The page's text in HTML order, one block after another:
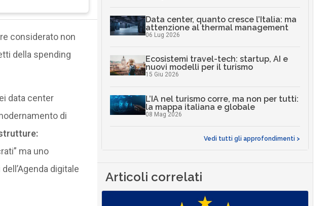
considerato non
della spending
data center
di
ma uno
digitale
Data center, quanto cresce l’Italia: ma
attenzione al thermal management
06 Lug 2026
Ecosistemi travel-tech: startup, AI e
nuovi modelli per il turismo
15 Giu 2026
L’IA nel turismo corre, ma non per tutti:
la mappa italiana e globale
08 Mag 2026
Vedi tutti gli approfondimenti >
Articoli correlati